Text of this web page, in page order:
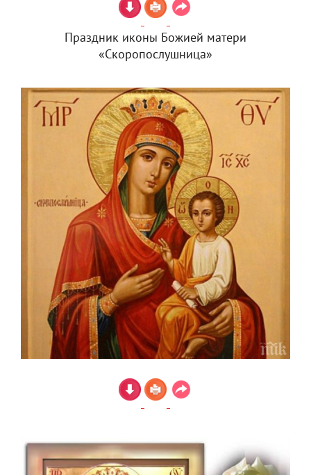
Праздник иконы Божией матери
«Скоропослушница»